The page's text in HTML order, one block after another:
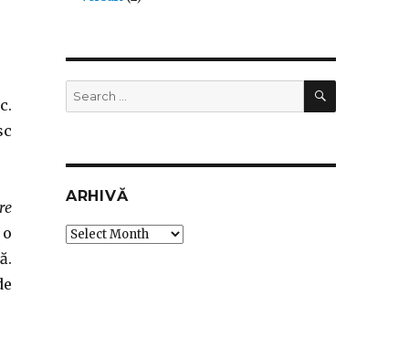
Search
for:
SEARCH
ARHIVĂ
Arhivă